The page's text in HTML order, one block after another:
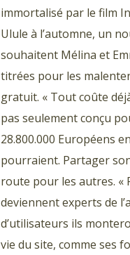
immortalisé par le film
Ulule à l’automne, un
souhaitent Mélina et
titrées pour les
gratuit. « Tout coûte
pas seulement conçu
28.800.000 Européens
pourraient. Partager
route pour les autres. «
deviennent experts de
d’utilisateurs ils
vie du site, comme ses